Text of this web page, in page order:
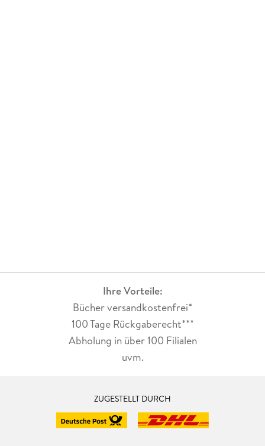
Ihre Vorteile:
Bücher versandkostenfrei*
100 Tage Rückgaberecht***
Abholung in über 100 Filialen
uvm.
ZUGESTELLT DURCH